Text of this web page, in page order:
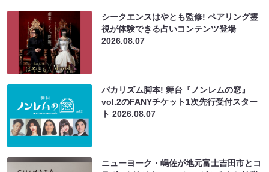
シークエンスはやとも監修! ペアリング霊
視が体験できる占いコンテンツ登場
2026.08.07
バカリズム脚本! 舞台『ノンレムの窓』
vol.2のFANYチケット1次先行受付スター
ト2026.08.07
ニューヨーク・嶋佐が地元富士吉田市とコ